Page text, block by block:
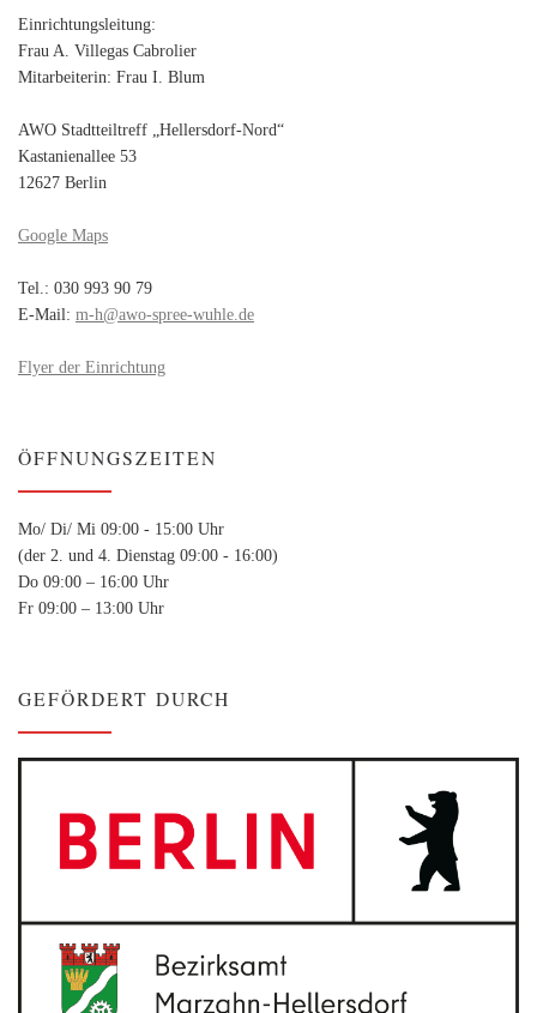
Einrichtungsleitung:
Frau A. Villegas Cabrolier
Mitarbeiterin: Frau I. Blum
AWO Stadtteiltreff „Hellersdorf-Nord“
Kastanienallee 53
12627 Berlin
Google Maps
Tel.: 030 993 90 79
E-Mail: m-h@awo-spree-wuhle.de
Flyer der Einrichtung
ÖFFNUNGSZEITEN
Mo/ Di/ Mi 09:00 - 15:00 Uhr
(der 2. und 4. Dienstag 09:00 - 16:00)
Do 09:00 – 16:00 Uhr
Fr 09:00 – 13:00 Uhr
GEFÖRDERT DURCH